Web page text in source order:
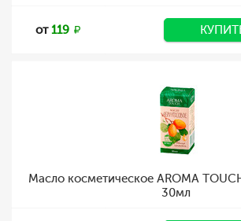
от119
Масло косметическое AROMA
30мл